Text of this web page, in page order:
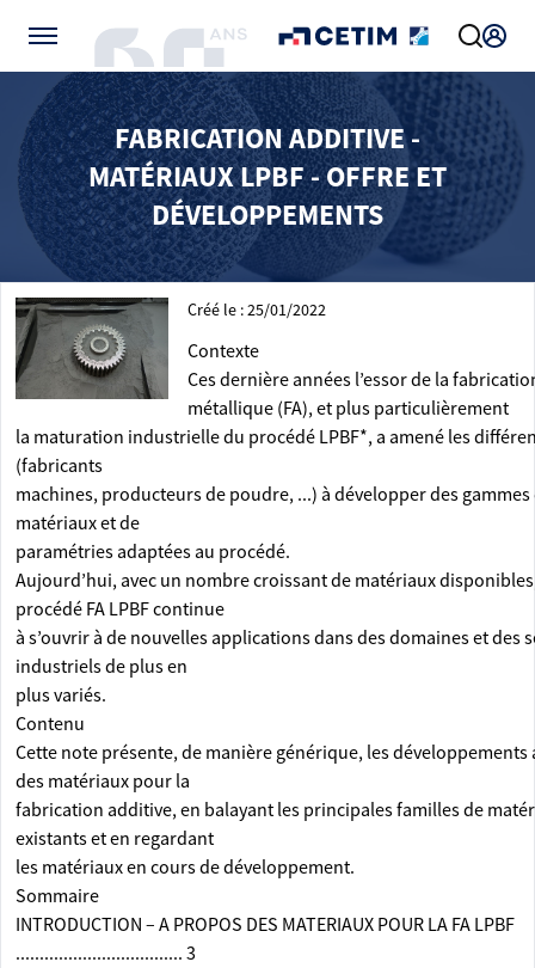
FABRICATION ADDITIVE -
MATÉRIAUX LPBF - OFFRE ET
DÉVELOPPEMENTS
Créé le : 25/01/2022
Contexte
Ces dernière années l’essor de la
métallique (FA), et plus particulièrement
la maturation industrielle du procédé LPBF*, a amené les
(fabricants
machines, producteurs de poudre, ...) à développer des gammes
matériaux et de
paramétries adaptées au procédé.
Aujourd’hui, avec un nombre croissant de matériaux
procédé FA LPBF continue
à s’ouvrir à de nouvelles applications dans des domaines et des
industriels de plus en
plus variés.
Contenu
Cette note présente, de manière générique, les développements
des matériaux pour la
fabrication additive, en balayant les principales familles de
existants et en regardant
les matériaux en cours de développement.
Sommaire
INTRODUCTION – A PROPOS DES MATERIAUX POUR LA FA LPBF
................................... 3